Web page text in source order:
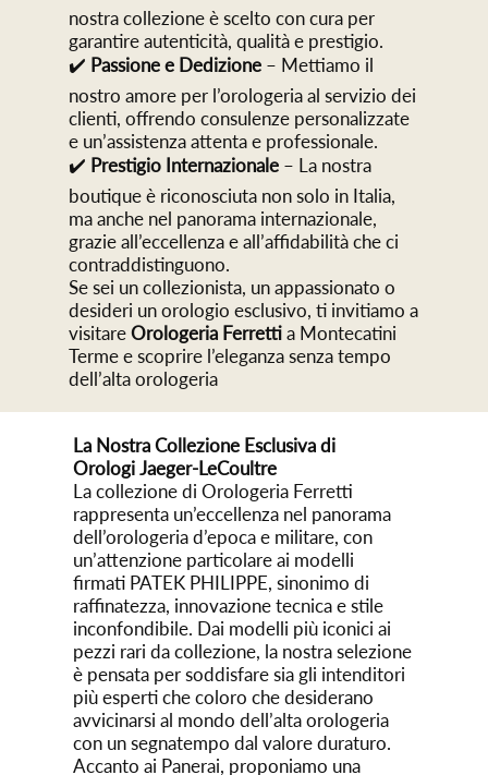
nostra collezione è scelto con cura per
garantire autenticità, qualità e prestigio.
✔️ Passione e Dedizione– Mettiamo il
nostro amore per l’orologeria al servizio dei
clienti, offrendo consulenze personalizzate
e un’assistenza attenta e professionale.
✔️ Prestigio Internazionale– La nostra
boutique è riconosciuta non solo in Italia,
ma anche nel panorama internazionale,
grazie all’eccellenza e all’affidabilità che ci
contraddistinguono.
Se sei un collezionista, un appassionato o
desideri un orologio esclusivo, ti invitiamo a
visitareOrologeria Ferrettia Montecatini
Terme e scoprire l’eleganza senza tempo
dell’alta orologeria
La Nostra Collezione Esclusiva di
Orologi Jaeger-LeCoultre
La collezione di Orologeria Ferretti
rappresenta un’eccellenza nel panorama
dell’orologeria d’epoca e militare, con
un’attenzione particolare ai modelli
firmati PATEK PHILIPPE, sinonimo di
raffinatezza, innovazione tecnica e stile
inconfondibile. Dai modelli più iconici ai
pezzi rari da collezione, la nostra selezione
è pensata per soddisfare sia gli intenditori
più esperti che coloro che desiderano
avvicinarsi al mondo dell’alta orologeria
con un segnatempo dal valore duraturo.
Accanto ai Panerai, proponiamo una